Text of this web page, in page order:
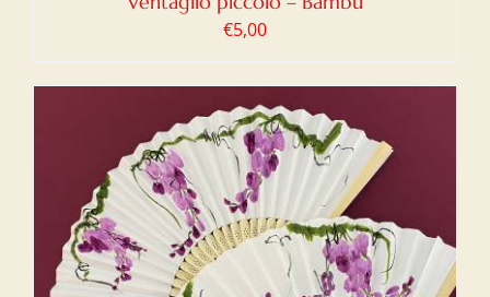
€5,00